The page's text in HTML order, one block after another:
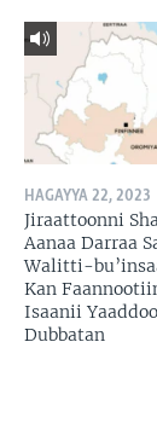
HAGAYYA 22, 2023
Jiraattoonni
Aanaa Darraa
Walitti-
Kan
Isaanii
Dubbatan